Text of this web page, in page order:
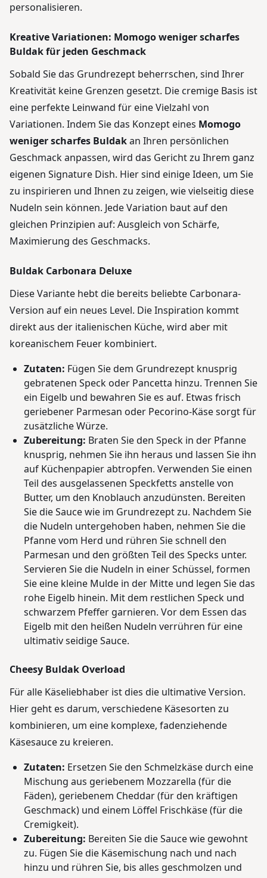
personalisieren.
Kreative Variationen: Momogo weniger scharfes
Buldak für jeden Geschmack
Sobald Sie das Grundrezept beherrschen, sind Ihrer
Kreativität keine Grenzen gesetzt. Die cremige Basis ist
eine perfekte Leinwand für eine Vielzahl von
Variationen. Indem Sie das Konzept eines Momogo
weniger scharfes Buldakan Ihren persönlichen
Geschmack anpassen, wird das Gericht zu Ihrem ganz
eigenen Signature Dish. Hier sind einige Ideen, um Sie
zu inspirieren und Ihnen zu zeigen, wie vielseitig diese
Nudeln sein können. Jede Variation baut auf den
gleichen Prinzipien auf: Ausgleich von Schärfe,
Maximierung des Geschmacks.
Buldak Carbonara Deluxe
Diese Variante hebt die bereits beliebte Carbonara-
Version auf ein neues Level. Die Inspiration kommt
direkt aus der italienischen Küche, wird aber mit
koreanischem Feuer kombiniert.
Zutaten: Fügen Sie dem Grundrezept knusprig
gebratenen Speck oder Pancetta hinzu. Trennen Sie
ein Eigelb und bewahren Sie es auf. Etwas frisch
geriebener Parmesan oder Pecorino-Käse sorgt für
zusätzliche Würze.
Zubereitung: Braten Sie den Speck in der Pfanne
knusprig, nehmen Sie ihn heraus und lassen Sie ihn
auf Küchenpapier abtropfen. Verwenden Sie einen
Teil des ausgelassenen Speckfetts anstelle von
Butter, um den Knoblauch anzudünsten. Bereiten
Sie die Sauce wie im Grundrezept zu. Nachdem Sie
die Nudeln untergehoben haben, nehmen Sie die
Pfanne vom Herd und rühren Sie schnell den
Parmesan und den größten Teil des Specks unter.
Servieren Sie die Nudeln in einer Schüssel, formen
Sie eine kleine Mulde in der Mitte und legen Sie das
rohe Eigelb hinein. Mit dem restlichen Speck und
schwarzem Pfeffer garnieren. Vor dem Essen das
Eigelb mit den heißen Nudeln verrühren für eine
ultimativ seidige Sauce.
Cheesy Buldak Overload
Für alle Käseliebhaber ist dies die ultimative Version.
Hier geht es darum, verschiedene Käsesorten zu
kombinieren, um eine komplexe, fadenziehende
Käsesauce zu kreieren.
Zutaten: Ersetzen Sie den Schmelzkäse durch eine
Mischung aus geriebenem Mozzarella (für die
Fäden), geriebenem Cheddar (für den kräftigen
Geschmack) und einem Löffel Frischkäse (für die
Cremigkeit).
Zubereitung: Bereiten Sie die Sauce wie gewohnt
zu. Fügen Sie die Käsemischung nach und nach
hinzu und rühren Sie, bis alles geschmolzen und